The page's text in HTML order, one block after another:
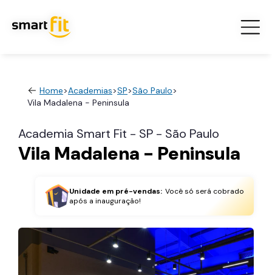
Home>Academias>SP>São Paulo>
Vila Madalena - Peninsula
Academia Smart Fit - SP - São Paulo
Vila Madalena - Peninsula
Unidade em pré-vendas: Você só será cobrado
após a inauguração!